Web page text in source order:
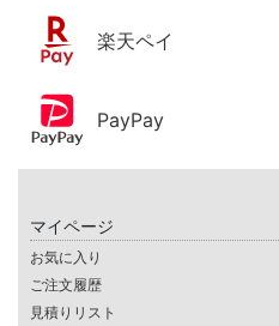
楽天ペイ
PayPay
マイページ
お気に入り
ご注文履歴
見積りリスト